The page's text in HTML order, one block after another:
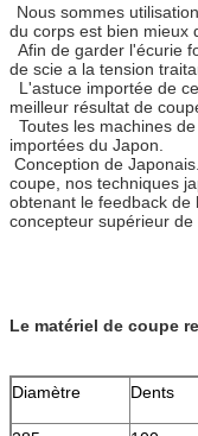
Nous sommes
du corps est bien mieux
Afin de garder l'écurie
de scie a la tension
L'astuce importée de
meilleur résultat de
Toutes les machines
importées du Japon.
Conception de
coupe, nos techniques
obtenant le feedback de
concepteur supérieur de
Le matériel de coupe
Diamètre Dents